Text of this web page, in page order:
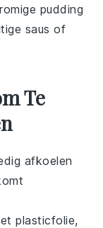
pudding
saus of
Te
afkoelen
plasticfolie,